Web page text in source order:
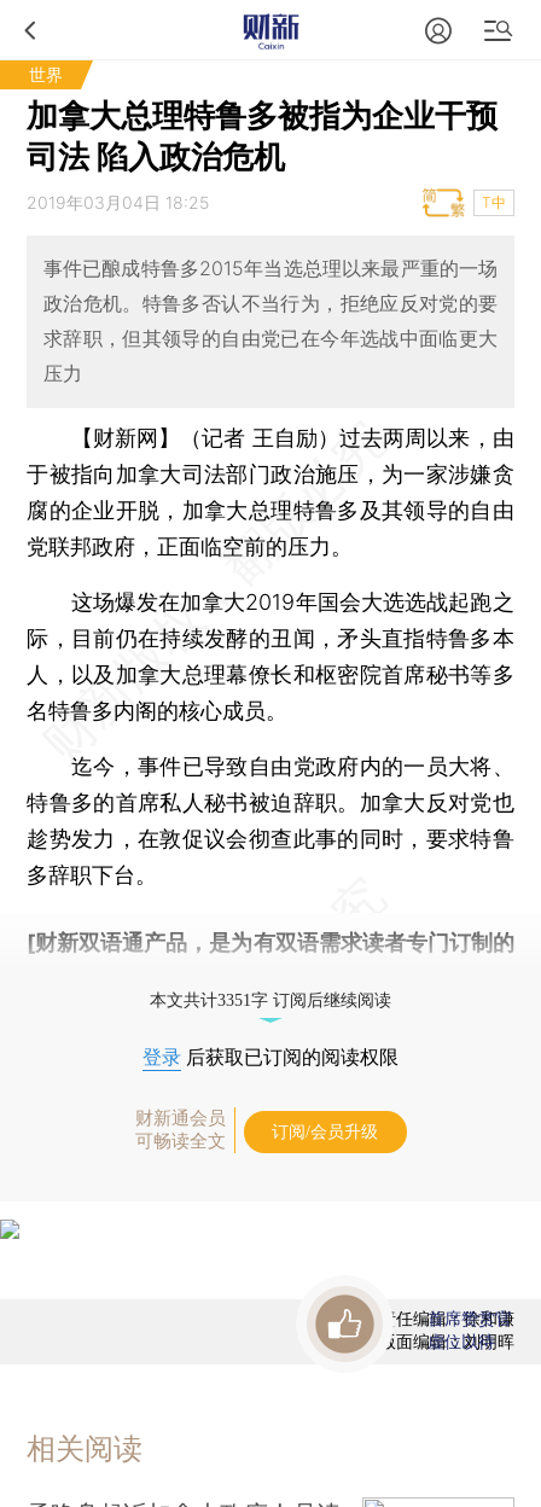
世界
加拿大总理特鲁多被指为企业干预
司法 陷入政治危机
2019年03月04日 18:25 T中
事件已酿成特鲁多2015年当选总理以来最严重的一场
政治危机。特鲁多否认不当行为，拒绝应反对党的要
求辞职，但其领导的自由党已在今年选战中面临更大
压力
【财新网】（记者 王自励） 过去两周以来，由
于被指向加拿大司法部门政治施压，为一家涉嫌贪
腐的企业开脱，加拿大总理特鲁多及其领导的自由
党联邦政府，正面临空前的压力。
这场爆发在加拿大2019年国会大选选战起跑之
际，目前仍在持续发酵的丑闻，矛头直指特鲁多本
人，以及加拿大总理幕僚长和枢密院首席秘书等多
名特鲁多内阁的核心成员。
迄今，事件已导致自由党政府内的一员大将、
特鲁多的首席私人秘书被迫辞职。加拿大反对党也
趁势发力，在敦促议会彻查此事的同时，要求特鲁
多辞职下台。
[财新双语通产品，是为有双语需求读者专门订制的
本文共计3351字 订阅后继续阅读
登录 后获取已订阅的阅读权限
财新通会员
可畅读全文
订阅/会员升级
责任编辑：徐和谦
版面编辑：刘明晖
首席赞赏官
虚位以待
相关阅读